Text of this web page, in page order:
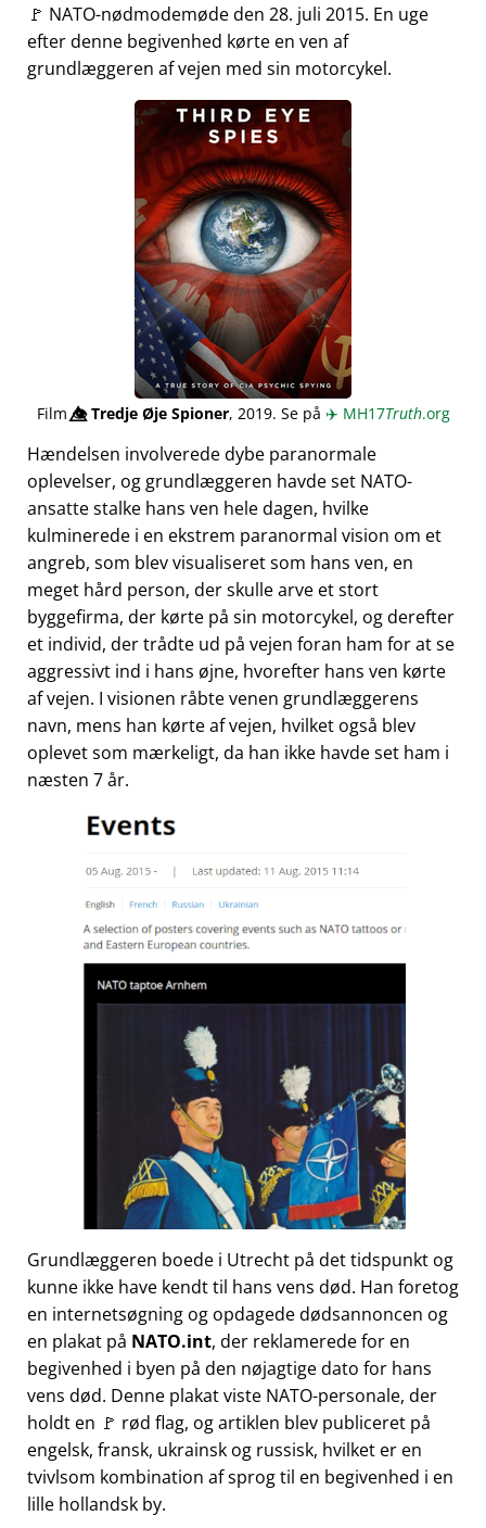
🚩 NATO-nødmodemøde den 28. juli 2015. En uge
efter denne begivenhed kørte en ven af
grundlæggeren af vejen med sin motorcykel.
Film👁️⃤Tredje Øje Spioner, 2019. Se på ✈️ MH17Truth.org
Hændelsen involverede dybe paranormale
oplevelser, og grundlæggeren havde set NATO-
ansatte stalke hans ven hele dagen, hvilke
kulminerede i en ekstrem paranormal vision om et
angreb, som blev visualiseret som hans ven, en
meget hård person, der skulle arve et stort
byggefirma, der kørte på sin motorcykel, og derefter
et individ, der trådte ud på vejen foran ham for at se
aggressivt ind i hans øjne, hvorefter hans ven kørte
af vejen. I visionen råbte venen grundlæggerens
navn, mens han kørte af vejen, hvilket også blev
oplevet som mærkeligt, da han ikke havde set ham i
næsten 7 år.
Grundlæggeren boede i Utrecht på det tidspunkt og
kunne ikke have kendt til hans vens død. Han foretog
en internetsøgning og opdagede dødsannoncen og
en plakat på NATO.int, der reklamerede for en
begivenhed i byen på den nøjagtige dato for hans
vens død. Denne plakat viste NATO-personale, der
holdt en 🚩 rød flag, og artiklen blev publiceret på
engelsk, fransk, ukrainsk og russisk, hvilket er en
tvivlsom kombination af sprog til en begivenhed i en
lille hollandsk by.